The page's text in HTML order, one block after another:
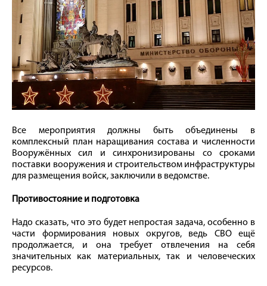
Все мероприятия должны быть объединены в
комплексный план наращивания состава и численности
Вооружённых сил и синхронизированы со сроками
поставки вооружения и строительством инфраструктуры
для размещения войск, заключили в ведомстве.
Противостояние и подготовка
Надо сказать, что это будет непростая задача, особенно в
части формирования новых округов, ведь СВО ещё
продолжается, и она требует отвлечения на себя
значительных как материальных, так и человеческих
ресурсов.